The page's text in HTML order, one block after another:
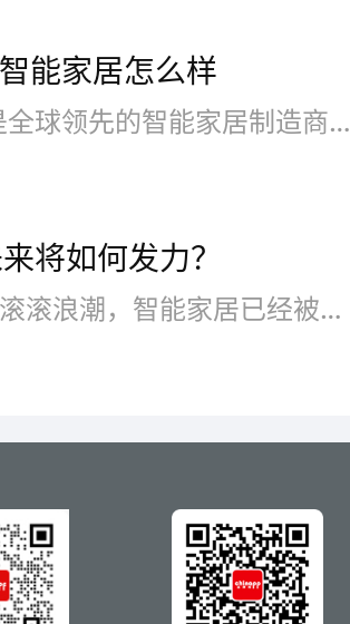
Hayo就能帮你控制
视和温度等。
的呢？首先，你要
就会对你的房间进
能家居怎么样
摩根智能是全球领先的智能家居制造商，公司以自主研发的总线控制技术、无线控制技术和云计算为核心，开发了能实现本地和远程可视化控制的1200多种智能化产品。
将如何发力？
不得不说，现在随着互联网的滚滚浪潮，智能家居已经被推到了风口浪尖。如何打造智能家居也成了目前比较为关注的问题，那么今天我们就一起来说说智能家居。什么是智能家居?说起智能家居，可能还有一些朋友不是特别的清楚，专业一点来说，智能家居是以住宅为平台，利用综合布线技术、网络通信技术、安全防范技术、自动控制技术、音视频技术将家居生活有关的设施集成，构建高效的住宅设施与家庭日程事务的管理系统，提升